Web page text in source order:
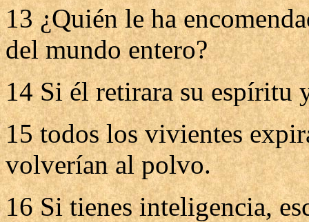
13 ¿Quién le ha
del mundo entero?
14 Si él retirara su espíritu
15 todos los vivientes
volverían al polvo.
16 Si tienes inteligencia,